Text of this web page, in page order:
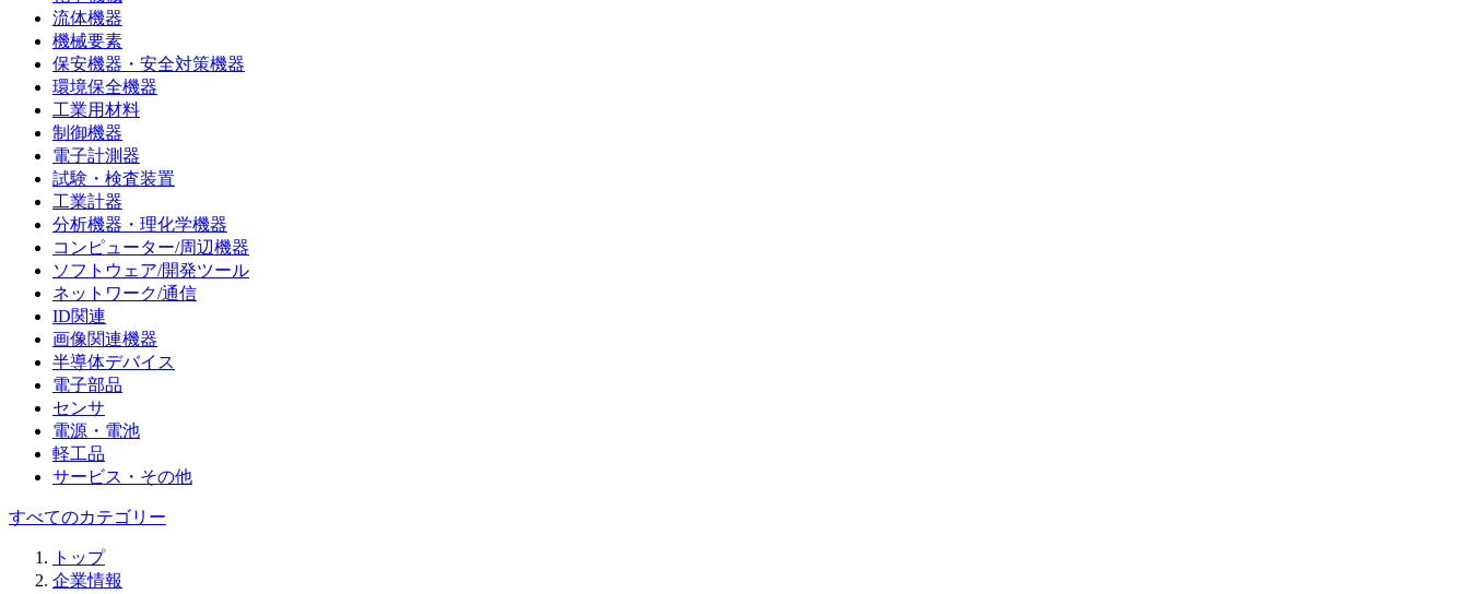
流体機器
機械要素
保安機器・安全対策機器
環境保全機器
工業用材料
制御機器
電子計測器
試験・検査装置
工業計器
分析機器・理化学機器
コンピューター/周辺機器
ソフトウェア/開発ツール
ネットワーク/通信
ID関連
画像関連機器
半導体デバイス
電子部品
センサ
電源・電池
軽工品
サービス・その他
すべてのカテゴリー
トップ
企業情報